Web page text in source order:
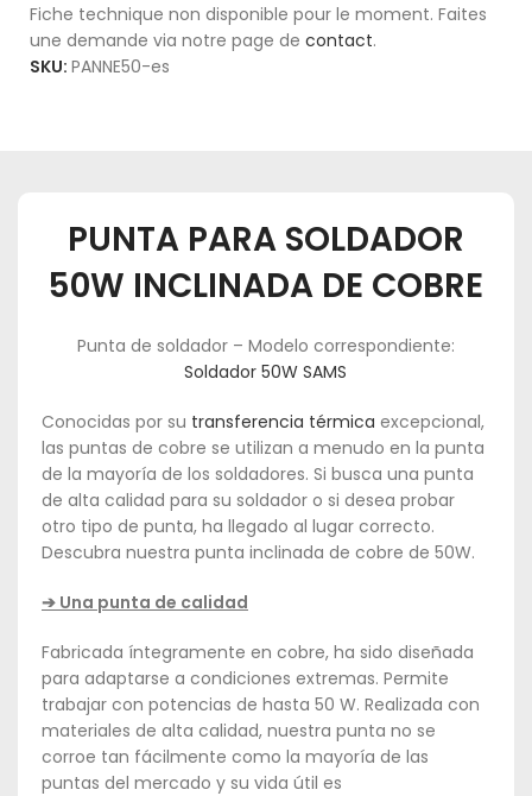
Fiche technique non disponible pour le moment. Faites
une demande via notre page de contact.
SKU: PANNE50-es
PUNTA PARA SOLDADOR
50W INCLINADA DE COBRE
Punta de soldador – Modelo correspondiente:
Soldador 50W SAMS
Conocidas por su transferencia térmica excepcional,
las puntas de cobre se utilizan a menudo en la punta
de la mayoría de los soldadores. Si busca una punta
de alta calidad para su soldador o si desea probar
otro tipo de punta, ha llegado al lugar correcto.
Descubra nuestra punta inclinada de cobre de 50W.
➔ Una punta de calidad
Fabricada íntegramente en cobre, ha sido diseñada
para adaptarse a condiciones extremas. Permite
trabajar con potencias de hasta 50 W. Realizada con
materiales de alta calidad, nuestra punta no se
corroe tan fácilmente como la mayoría de las
puntas del mercado y su vida útil es